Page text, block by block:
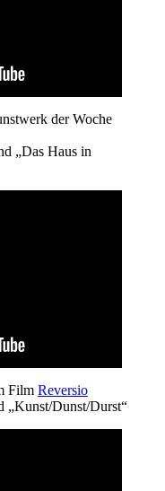
der Woche
„Das Haus in
Film Reversio
„Kunst/Dunst/Durst“